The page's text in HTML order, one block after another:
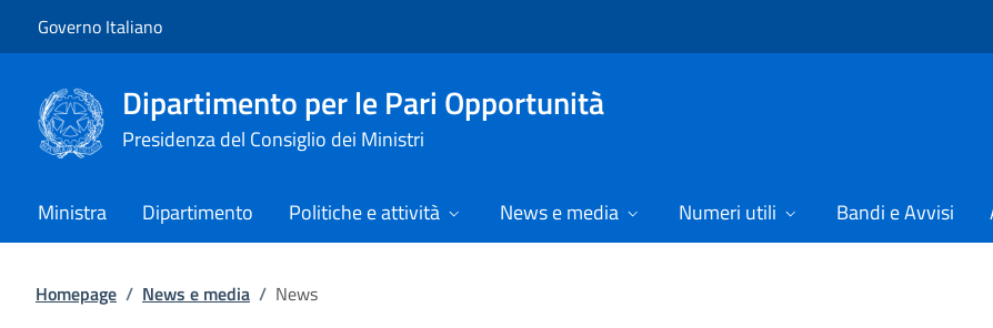
Governo Italiano
Dipartimento per le Pari Opportunità
Presidenza del Consiglio dei Ministri
Ministra Dipartimento Politiche e attività News e media Numeri utili Bandi e Avvisi
Homepage / News e media / News